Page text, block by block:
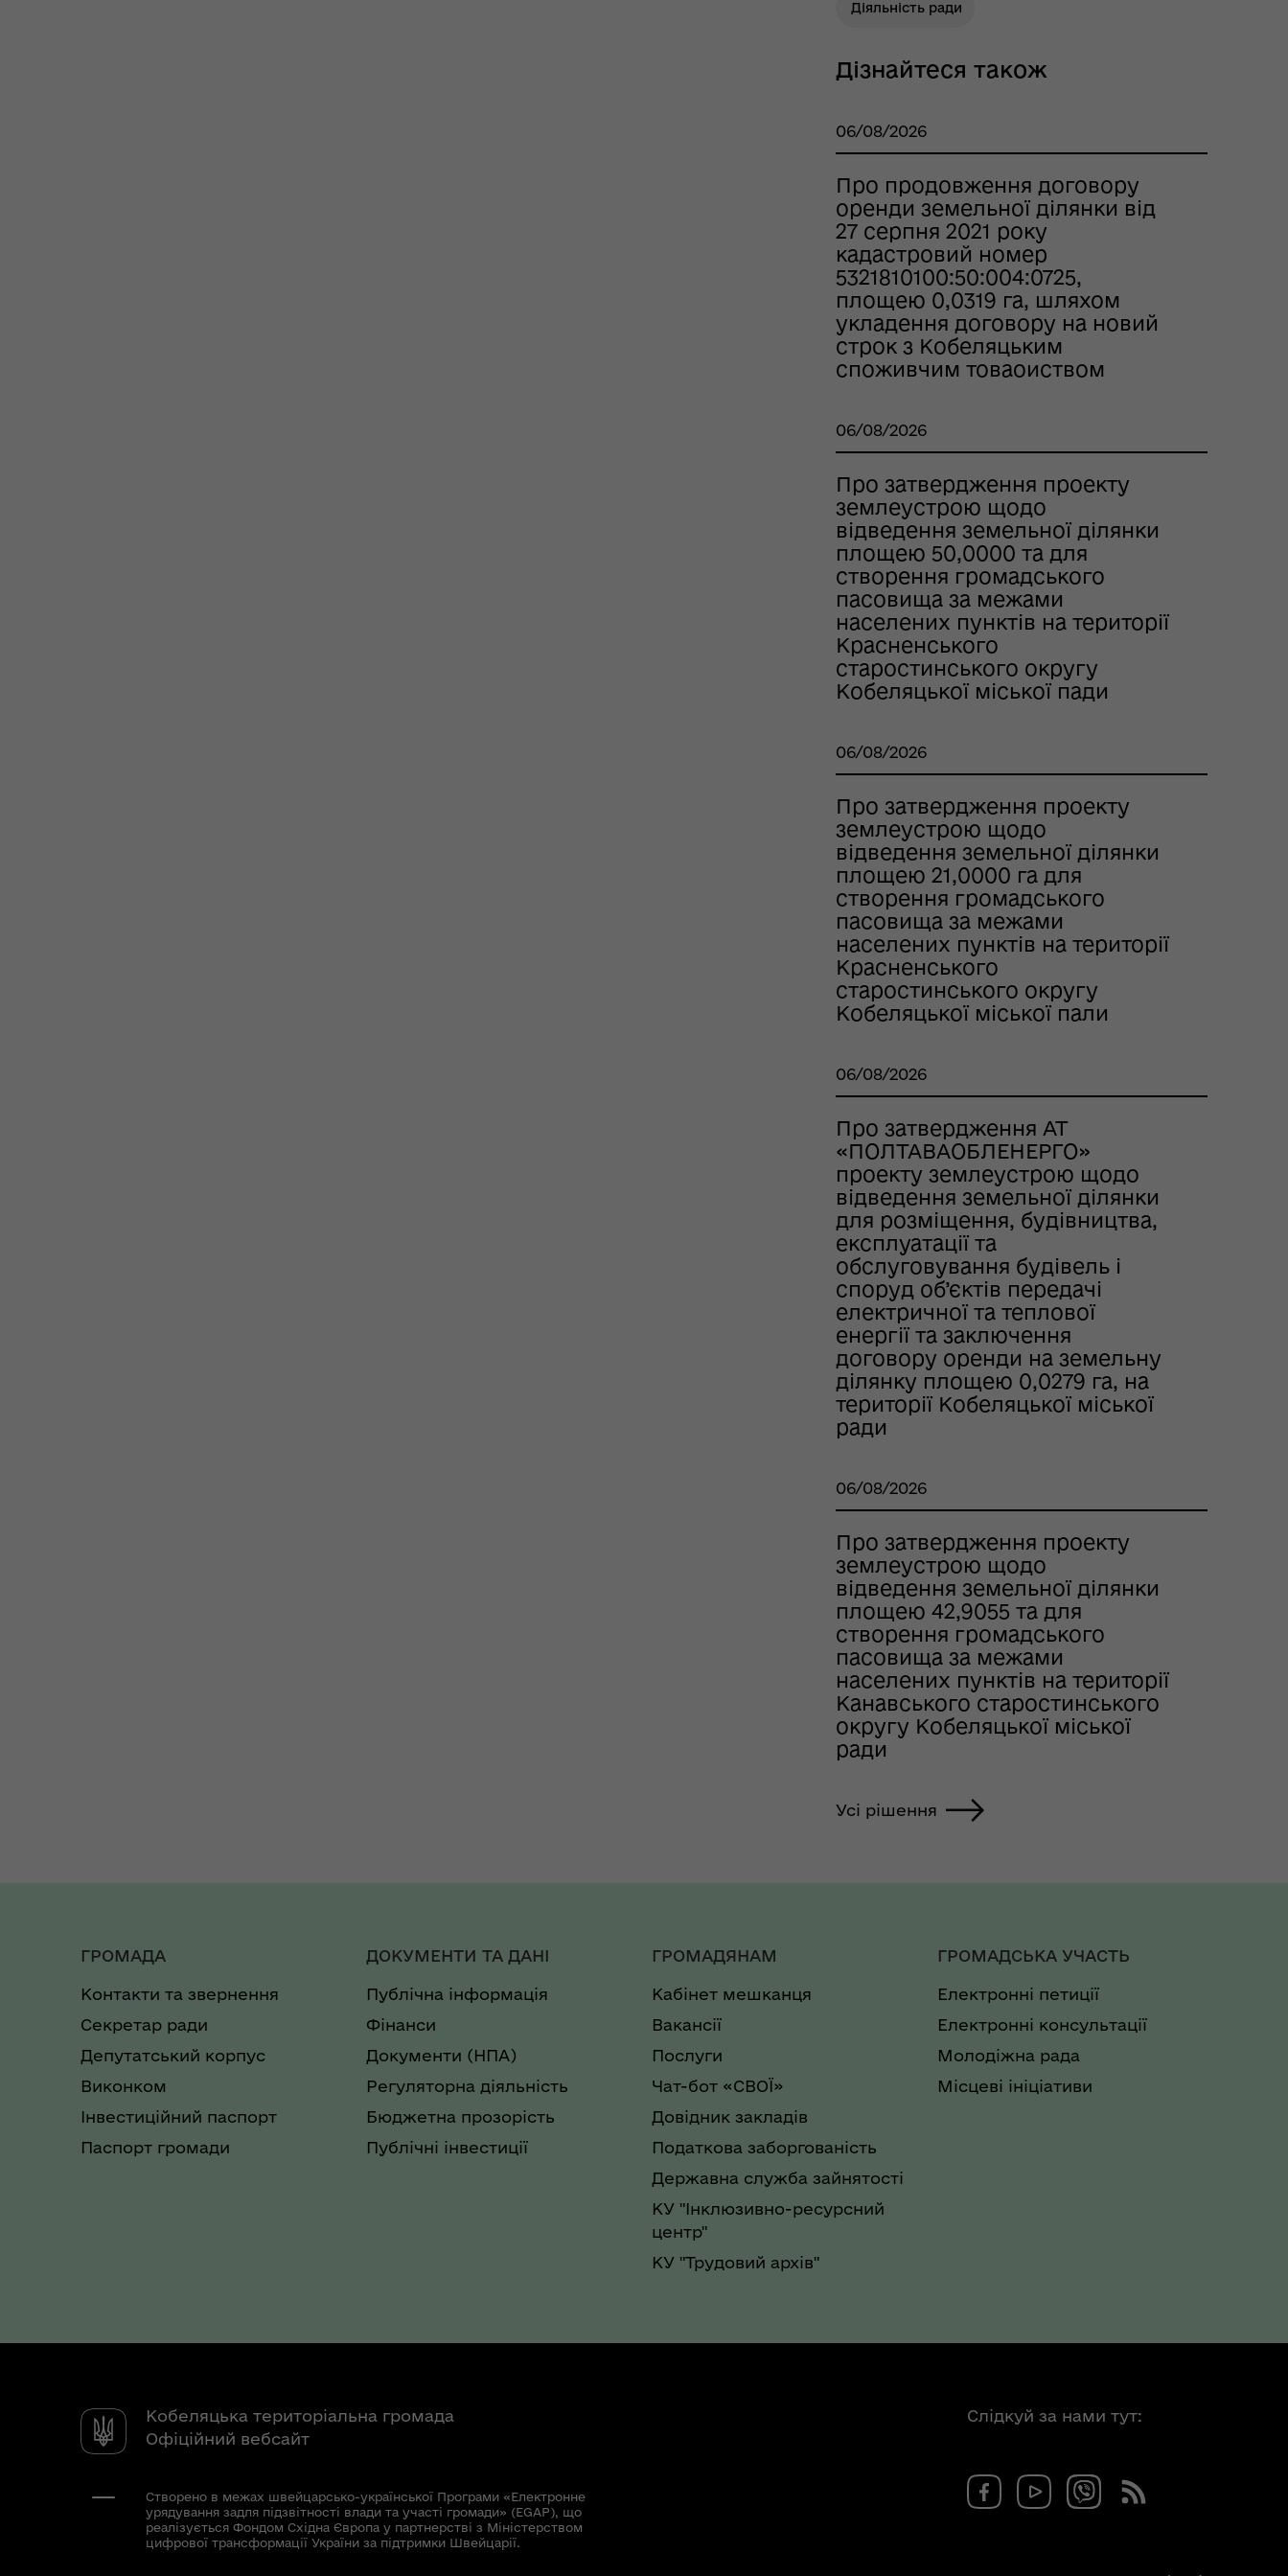
Діяльність ради
Дізнайтеся також
06/08/2026
Про продовження договору
оренди земельної ділянки від
27 серпня 2021 року
кадастровий номер
5321810100:50:004:0725,
площею 0,0319 га, шляхом
укладення договору на новий
строк з Кобеляцьким
споживчим товаоиством
06/08/2026
Про затвердження проекту
землеустрою щодо
відведення земельної ділянки
площею 50,0000 та для
створення громадського
пасовища за межами
населених пунктів на території
Красненського
старостинського округу
Кобеляцької міської пади
06/08/2026
Про затвердження проекту
землеустрою щодо
відведення земельної ділянки
площею 21,0000 га для
створення громадського
пасовища за межами
населених пунктів на території
Красненського
старостинського округу
Кобеляцької міської пали
06/08/2026
Про затвердження AT
«ПОЛТАВАОБЛЕНЕРГО»
проекту землеустрою щодо
відведення земельної ділянки
для розміщення, будівництва,
експлуатації та
обслуговування будівель і
споруд об’єктів передачі
електричної та теплової
енергії та заключення
договору оренди на земельну
ділянку площею 0,0279 га, на
території Кобеляцької міської
ради
06/08/2026
Про затвердження проекту
землеустрою щодо
відведення земельної ділянки
площею 42,9055 та для
створення громадського
пасовища за межами
населених пунктів на території
Канавського старостинського
округу Кобеляцької міської
ради
Усі рішення
ГРОМАДА
Контакти та звернення
Секретар ради
Депутатський корпус
Виконком
Інвестиційний паспорт
Паспорт громади
ДОКУМЕНТИ ТА ДАНІ
Публічна інформація
Фінанси
Документи (НПА)
Регуляторна діяльність
Бюджетна прозорість
Публічні інвестиції
ГРОМАДЯНАМ
Кабінет мешканця
Вакансії
Послуги
Чат-бот «СВОЇ»
Довідник закладів
Податкова заборгованість
Державна служба зайнятості
КУ "Інклюзивно-ресурсний
центр"
КУ "Трудовий архів"
ГРОМАДСЬКА УЧАСТЬ
Електронні петиції
Електронні консультації
Молодіжна рада
Місцеві ініціативи
Кобеляцька територіальна громада
Офіційний вебсайт
Створено в межах швейцарсько-української Програми «Електронне
урядування задля підзвітності влади та участі громади» (EGAP), що
реалізується Фондом Східна Європа у партнерстві з Міністерством
цифрової трансформації України за підтримки Швейцарії.
Слідкуй за нами тут: